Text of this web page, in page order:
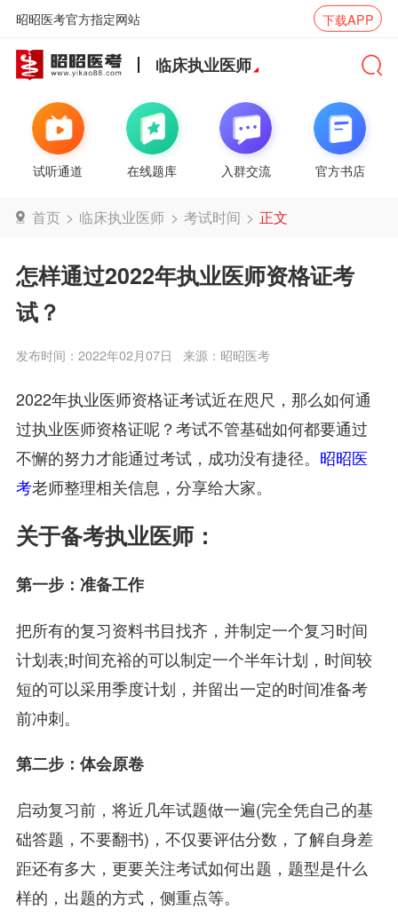
昭昭医考官方指定网站 下载APP
临床执业医师
试听通道 在线题库 入群交流 官方书店
首页 > 临床执业医师 > 考试时间 > 正文
怎样通过2022年执业医师资格证考
试？
发布时间：2022年02月07日 来源：昭昭医考
2022年执业医师资格证考试近在咫尺，那么如何通
过执业医师资格证呢？考试不管基础如何都要通过
不懈的努力才能通过考试，成功没有捷径。 昭昭医
考老师整理相关信息，分享给大家。
关于备考执业医师：
第一步：准备工作
把所有的复习资料书目找齐，并制定一个复习时间
计划表;时间充裕的可以制定一个半年计划，时间较
短的可以采用季度计划，并留出一定的时间准备考
前冲刺。
第二步：体会原卷
启动复习前，将近几年试题做一遍(完全凭自己的基
础答题，不要翻书)，不仅要评估分数，了解自身差
距还有多大，更要关注考试如何出题，题型是什么
样的，出题的方式，侧重点等。